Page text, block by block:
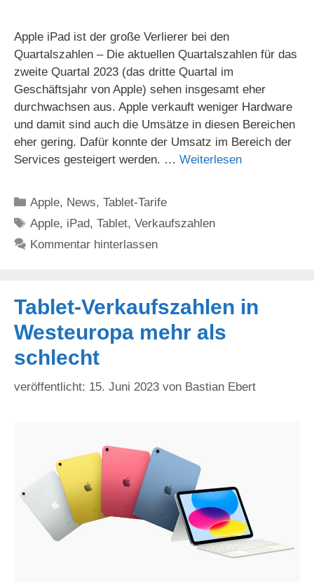
Apple iPad ist der große Verlierer bei den
Quartalszahlen – Die aktuellen Quartalszahlen für das
zweite Quartal 2023 (das dritte Quartal im
Geschäftsjahr von Apple) sehen insgesamt eher
durchwachsen aus. Apple verkauft weniger Hardware
und damit sind auch die Umsätze in diesen Bereichen
eher gering. Dafür konnte der Umsatz im Bereich der
Services gesteigert werden. … Weiterlesen
Kategorien
Apple, News,Tablet-Tarife
Schlagwörter
Apple, iPad,Tablet,Verkaufszahlen
Kommentar hinterlassen
Tablet-Verkaufszahlen in
Westeuropa mehr als
schlecht
15. Juni 2023 von Bastian Ebert